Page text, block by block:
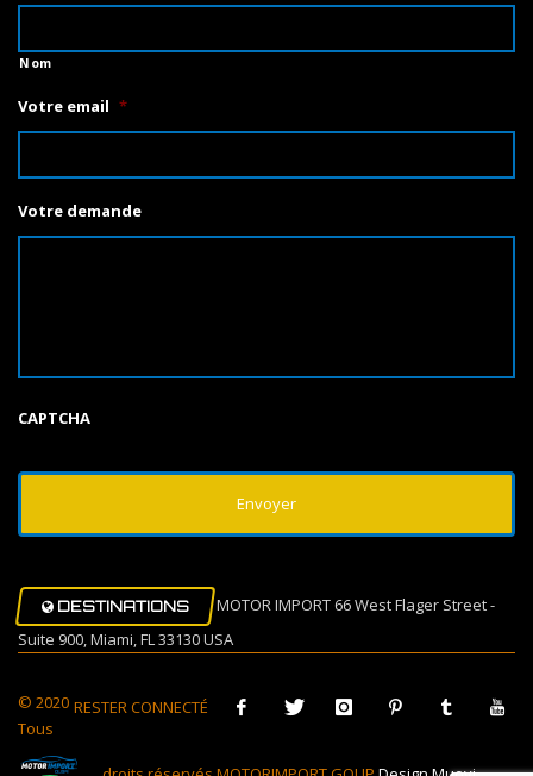
Nom
Votre email *
Votre demande
CAPTCHA
DESTINATIONS
MOTOR IMPORT 66 West Flager Street -
Suite 900, Miami, FL 33130 USA
RESTER CONNECTÉ
© 2020
Tous